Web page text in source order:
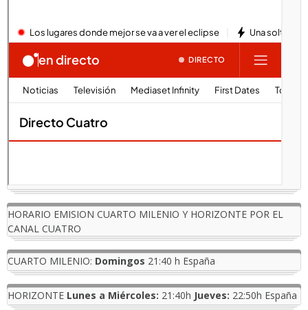
HORARIO EMISION CUARTO MILENIO Y HORIZONTE POR EL
CANAL CUATRO
CUARTO MILENIO: Domingos 21:40 h España
HORIZONTE Lunes a Miércoles: 21:40h Jueves: 22:50h España